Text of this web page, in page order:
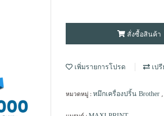
สั่งซื้อสินค้า
เพิ่มรายการโปรด เป
หมวดหมู่ : หมึกเครื่องปริ้น Brother ,